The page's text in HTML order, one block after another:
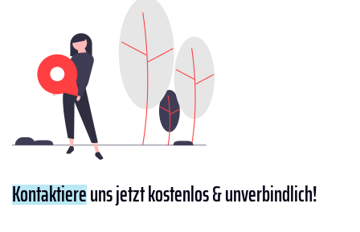
Kontaktiereuns jetzt kostenlos & unverbindlich!